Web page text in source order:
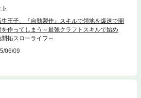
王子、『自動製作』スキルで領地を爆速で開
作ってしまう～最強クラフトスキルで始め
拓スローライフ～
06/09